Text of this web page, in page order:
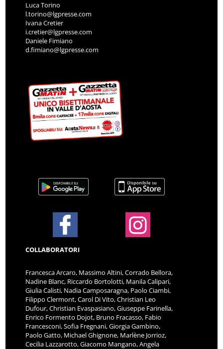
Luca Torino
l.torino@lgpresse.com
Ivana Cretier
i.cretier@lgpresse.com
Daniele Fimiano
d.fimiano@lgpresse.com
COLLABORATORI
Francesca Arcaro, Massimo Altini, Corrado Bellora,
Nadine Blanc, Riccardo Bortolotti, Manila Calipari,
Giulia Calisti, Nadia Camposaragna, Paolo Ciambi,
Filippo Clermont, Carol Di Vito, Christian Leo
Dufour, Christian Evaspasiano, Giuseppe Farinella,
Enrico Formento Dojot, Bruno Fracasso, Fabio
Francesconi, Sofia Fregnani, Giorgia Gambino,
Paolo Gatto, Michael Ghignone, Marlène Jorrioz,
Cecilia Lazzarotto, Giacomo Mangano, Angela